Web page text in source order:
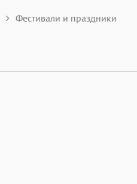
Фестивали и праздники